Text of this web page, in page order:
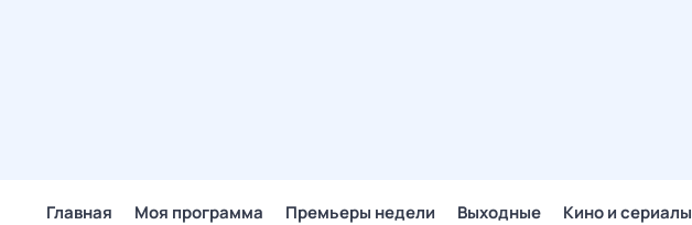
Главная Моя программа Премьеры недели Выходные Кино и сериалы